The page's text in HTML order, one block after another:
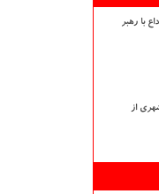
با رهبر
از